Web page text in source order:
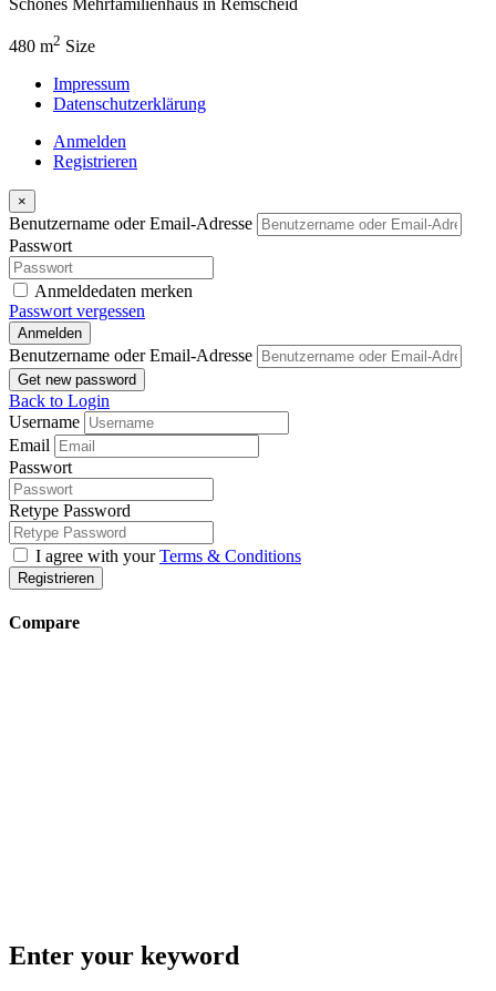
Kauf
Schönes Mehrfamilienhaus in Remscheid
mit 12 Wohneinheiten
€720.000
Stephanstraße 24, 42859 Remscheid, Deutschland
Mehrfamilienhaus
4 Jahren ago
Schönes Mehrfamilienhaus in Remscheid
480 m2 Size
Impressum
Datenschutzerklärung
Anmelden
Registrieren
×
Benutzername oder Email-Adresse
Passwort
Registrieren